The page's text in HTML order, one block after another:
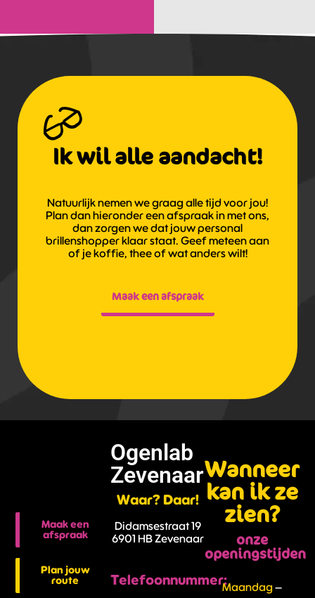
Ik wil alle aandacht!
Natuurlijk nemen we graag alle tijd voor jou!
Plan dan hieronder een afspraak in met ons,
dan zorgen we dat jouw personal
brillenshopper klaar staat. Geef meteen aan
of je koffie, thee of wat anders wilt!
Maak een afspraak
Ogenlab
Zevenaar
Waar? Daar!
Didamsestraat 19
6901 HB Zevenaar
Telefoonnummer:
Maak een
afspraak
Plan jouw
route
Wanneer
kan ik ze
zien?
onze
openingstijden
Maandag –